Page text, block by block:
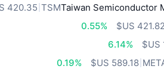
Taiwan Semiconductor
TSM
0.55%
6.14%
‏589.18 US$
0.19%